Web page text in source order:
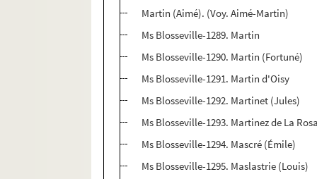
Martin (Aimé). (Voy. Aimé-Martin)
Ms Blosseville-1289. Martin
Ms Blosseville-1290. Martin (Fortuné)
Ms Blosseville-1291. Martin d'Oisy
Ms Blosseville-1292. Martinet (Jules)
Ms Blosseville-1293. Martinez de La
Ms Blosseville-1294. Mascré (Émile)
Ms Blosseville-1295. Maslastrie (Louis)